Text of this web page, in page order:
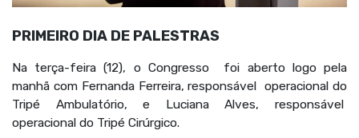
PRIMEIRO DIA DE PALESTRAS
Na terça-feira (12), o Congresso foi aberto logo pela
manhã com Fernanda Ferreira, responsável operacional do
Tripé Ambulatório, e Luciana Alves, responsável
operacional do Tripé Cirúrgico.